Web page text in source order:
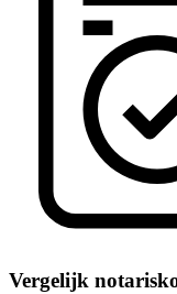
Vergelijk